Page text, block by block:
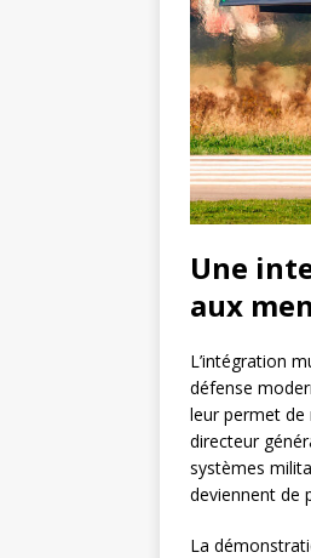
Une
aux
L’intégration
défense
leur permet
directeur
systèmes
deviennent de
La